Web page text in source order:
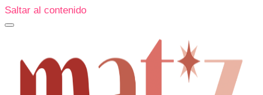
Saltar al contenido